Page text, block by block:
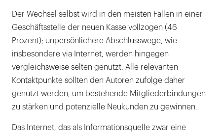
Der Wechsel selbst wird in den meisten Fällen in einer
Geschäftsstelle der neuen Kasse vollzogen (46
Prozent); unpersönlichere Abschlusswege, wie
insbesondere via Internet, werden hingegen
vergleichsweise selten genutzt. Alle relevanten
Kontaktpunkte sollten den Autoren zufolge daher
genutzt werden, um bestehende Mitgliederbindungen
zu stärken und potenzielle Neukunden zu gewinnen.
Das Internet, das als Informationsquelle zwar eine